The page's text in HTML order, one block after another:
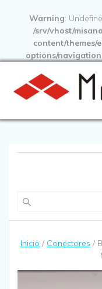
Warning:
/srv/vhost/
content/themes/
options/
Inicio / Conectores /